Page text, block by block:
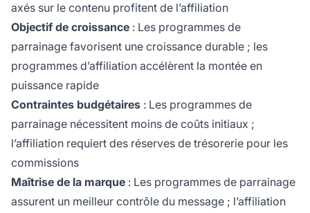
axés sur le contenu profitent de l’affiliation
Objectif de croissance : Les programmes de
parrainage favorisent une croissance durable ; les
programmes d’affiliation accélèrent la montée en
puissance rapide
Contraintes budgétaires : Les programmes de
parrainage nécessitent moins de coûts initiaux ;
l’affiliation requiert des réserves de trésorerie pour les
commissions
Maîtrise de la marque : Les programmes de parrainage
assurent un meilleur contrôle du message ; l’affiliation